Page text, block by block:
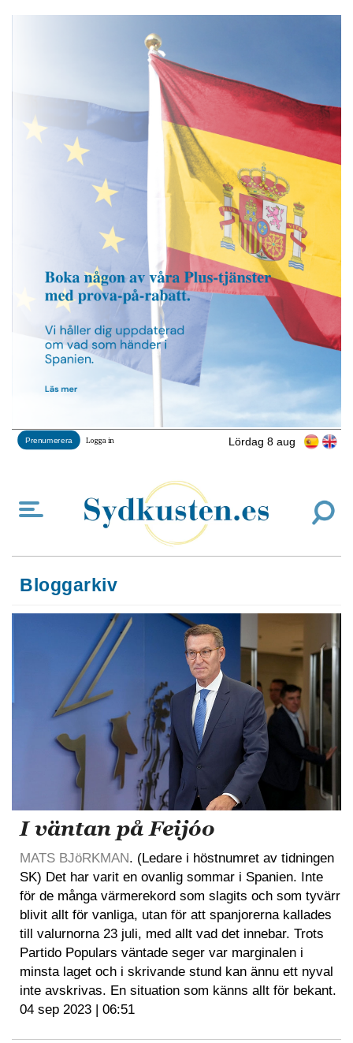
Lördag 8 aug
Prenumerera Logga in
Bloggarkiv
I väntan på Feijóo
MATS BJöRKMAN. (Ledare i höstnumret av tidningen
SK) Det har varit en ovanlig sommar i Spanien. Inte
för de många värmerekord som slagits och som tyvärr
blivit allt för vanliga, utan för att spanjorerna kallades
till valurnorna 23 juli, med allt vad det innebar. Trots
Partido Populars väntade seger var marginalen i
minsta laget och i skrivande stund kan ännu ett nyval
inte avskrivas. En situation som känns allt för bekant.
04 sep 2023 | 06:51